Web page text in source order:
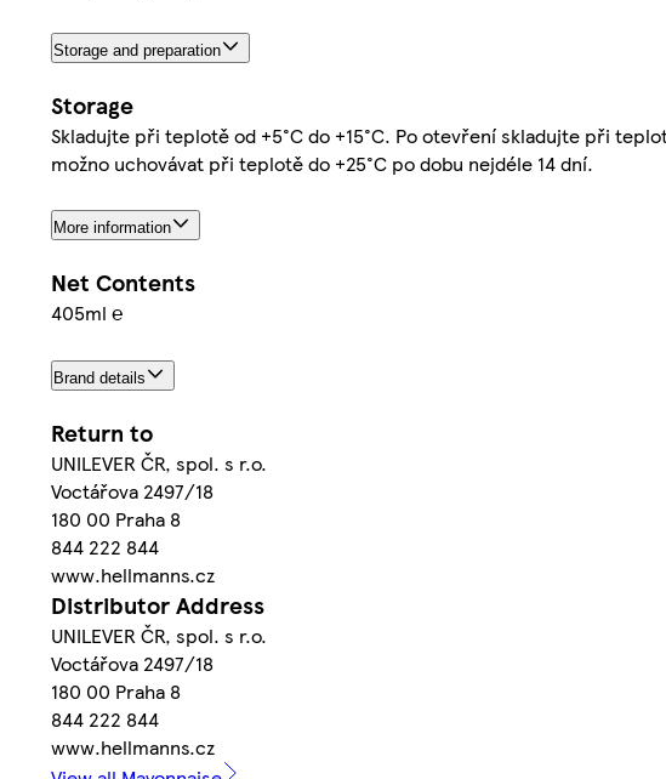
Storage and preparation
Storage
Skladujte při teplotě od +5°C do +15°C. Po otevření skladujte při
možno uchovávat při teplotě do +25°C po dobu nejdéle 14 dní.
More information
Net Contents
405ml ℮
Brand details
Return to
UNILEVER ČR, spol. s r.o.
Voctářova 2497/18
180 00 Praha 8
844 222 844
www.hellmanns.cz
Distributor Address
UNILEVER ČR, spol. s r.o.
Voctářova 2497/18
180 00 Praha 8
844 222 844
www.hellmanns.cz